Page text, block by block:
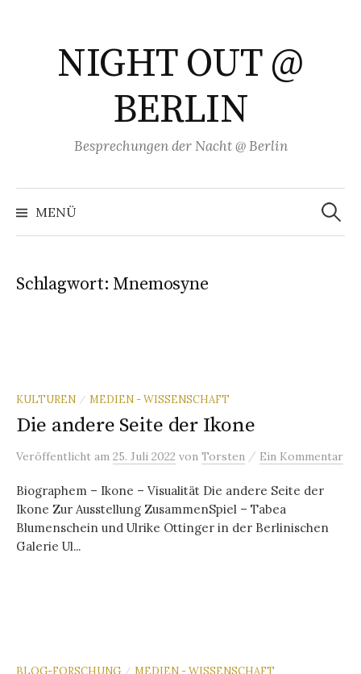
NIGHT OUT @
BERLIN
Besprechungen der Nacht @ Berlin
MENÜ
Suchen
nach:
Schlagwort: Mnemosyne
KULTUREN / MEDIEN - WISSENSCHAFT
Die andere Seite der Ikone
Veröffentlicht am 25. Juli 2022 von Torsten / Ein Kommentar
Biographem – Ikone – Visualität Die andere Seite der
Ikone Zur Ausstellung ZusammenSpiel – Tabea
Blumenschein und Ulrike Ottinger in der Berlinischen
Galerie Ul...
BLOG-FORSCHUNG / MEDIEN - WISSENSCHAFT